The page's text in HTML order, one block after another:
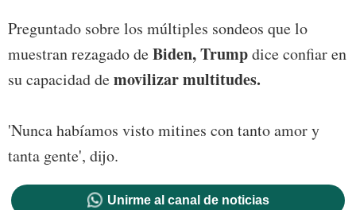
Preguntado sobre los múltiples sondeos que lo
muestran rezagado deBiden, Trumpdice confiar en
su capacidad demovilizar multitudes.
'Nunca habíamos visto mitines con tanto amor y
tanta gente', dijo.
Unirme al canal de noticias